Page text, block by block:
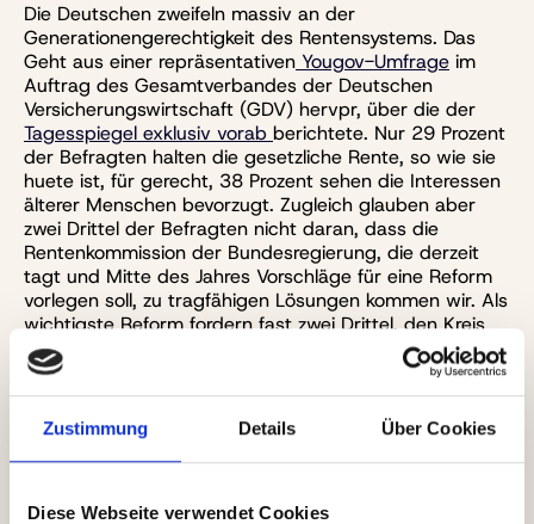
Zustimmung Details Über Cookies
Diese Webseite verwendet Cookies
Die Deutschen zweifeln massiv an der
Generationengerechtigkeit des Rentensystems. Das
Geht aus einer repräsentativen Yougov-Umfrage im
Auftrag des Gesamtverbandes der Deutschen
Versicherungswirtschaft (GDV) hervpr, über die der
Tagesspiegel exklusiv vorab berichtete. Nur 29 Prozent
der Befragten halten die gesetzliche Rente, so wie sie
huete ist, für gerecht, 38 Prozent sehen die Interessen
älterer Menschen bevorzugt. Zugleich glauben aber
zwei Drittel der Befragten nicht daran, dass die
Rentenkommission der Bundesregierung, die derzeit
tagt und Mitte des Jahres Vorschläge für eine Reform
vorlegen soll, zu tragfähigen Lösungen kommen wir. Als
wichtigste Reform fordern fast zwei Drittel, den Kreis
der Beitragszahler auf Beamte und Selbstständige
auszuweiten. Besonders skeptisch zeigten sich in der
Umfrage Wählerinnen die Wähler der Grünen, FDP und
Linken. GDV-Hauptgeschäftsführer Jörg Asmussen
mahnt laut dem Bericht: "Ein Rentensystem kann nur
dauerhaft stabil sein, wenn es als fair wahrgenommen